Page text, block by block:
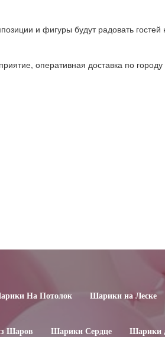
и фигуры будут радовать
оперативная доставка по
На Потолок Шарики на Леске
Шаров Шарики Сердце Шарики